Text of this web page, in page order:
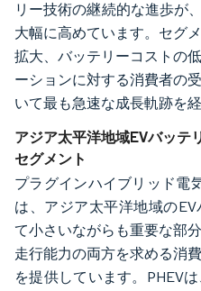
リー技術の継続的な進歩が
大幅に高めています。セグ
拡大、バッテリーコストの
ーションに対する消費者の
いて最も急速な成長軌跡を
アジア太平洋地域EVバッテ
セグメント
プラグインハイブリッド電
は、アジア太平洋地域の
て小さいながらも重要な部
走行能力の両方を求める消
を提供しています。PHEV